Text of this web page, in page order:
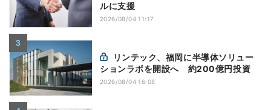
ルに支援
2026/08/04 11:17
ションラボを開設へ 約200億円投資
2026/08/04 16:08